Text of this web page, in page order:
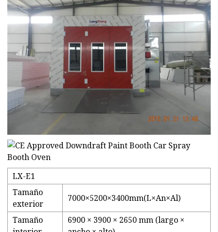
LX-E1
Tamaño
exterior
7000×5200×3400mm(L×An×Al)
Tamaño
6900 × 3900 × 2650 mm (largo ×